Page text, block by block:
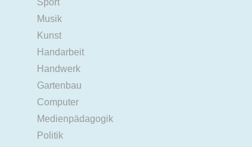
Musik
Kunst
Handarbeit
Handwerk
Gartenbau
Computer
Medienpädagogik
Politik